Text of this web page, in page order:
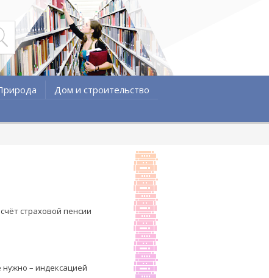
Дом и строительство
страховой пенсии
– индексацией